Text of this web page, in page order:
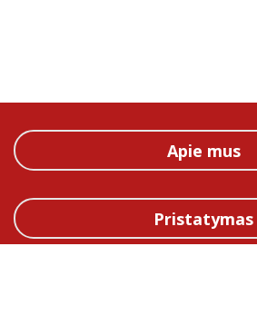
Apie mus
Pristatymas